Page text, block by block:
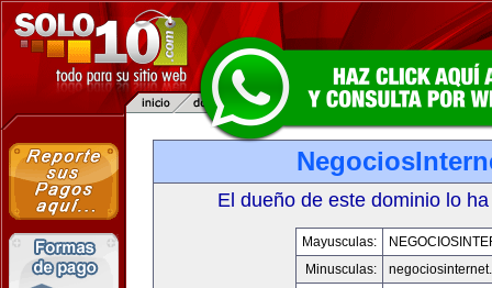
El dueño de este dominio lo
Mayusculas:
Minusculas: